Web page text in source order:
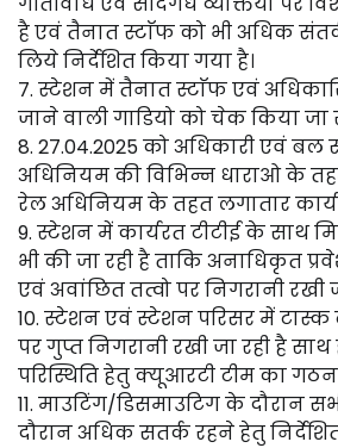
है एवं तैनात स्टाॅफ को भी अधिक
लिये निर्देशित किया गया है।
7. स्टेशन में तैनात स्टाॅफ एवं
जाने वाली गाडियो को चेक किया जा
8. 27.04.2025 को अधिकारी एवं बल
अधिनियम की विभिन्न धाराओ के
रेल अधिनियम के तहत लगातार
9. स्टेशन में कार्यरत टीटीई के साथ
भी की जा रही है ताकि अनाधिकृत
एवं अवांछित तत्वो पर निगरानी रखी
10. स्टेशन एवं स्टेशन परिसर में टास्क
पर गुप्त निगरानी रखी जा रही है
परिस्थिति हेतु क्यूआरटी टीम का
11. माउटिंग/डिसमाउटिग के दौरान
दौरान अधिक सतर्क रहने हेतु